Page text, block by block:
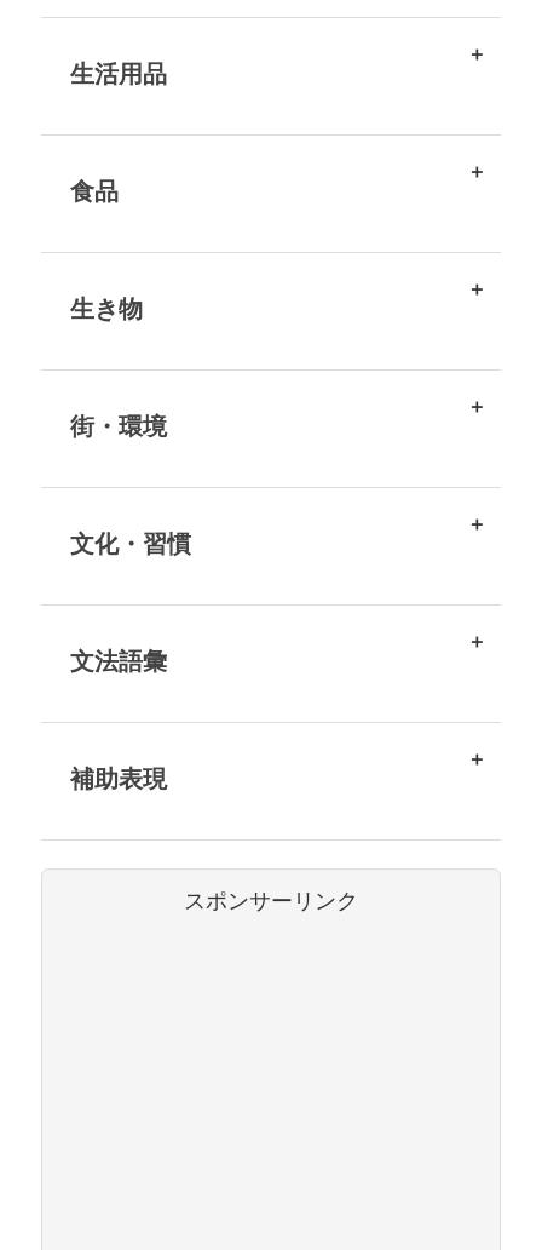
生活用品
食品
生き物
街・環境
文化・習慣
文法語彙
補助表現
スポンサーリンク